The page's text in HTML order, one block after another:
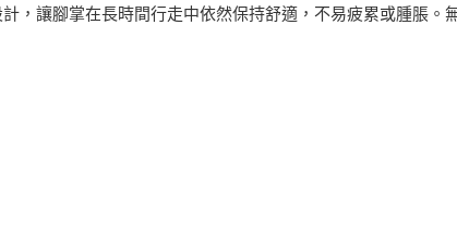
，讓腳掌在長時間行走中依然保持舒適，不易疲累或腫脹。